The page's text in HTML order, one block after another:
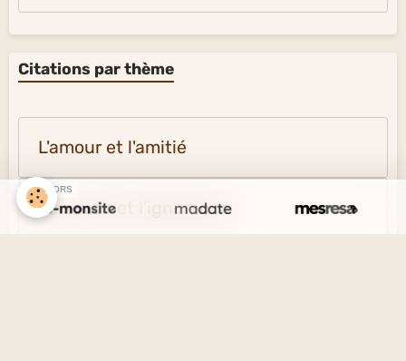
Citations par thème
L'amour et l'amitié
Le savoir et l'ignorance
SPONSORS